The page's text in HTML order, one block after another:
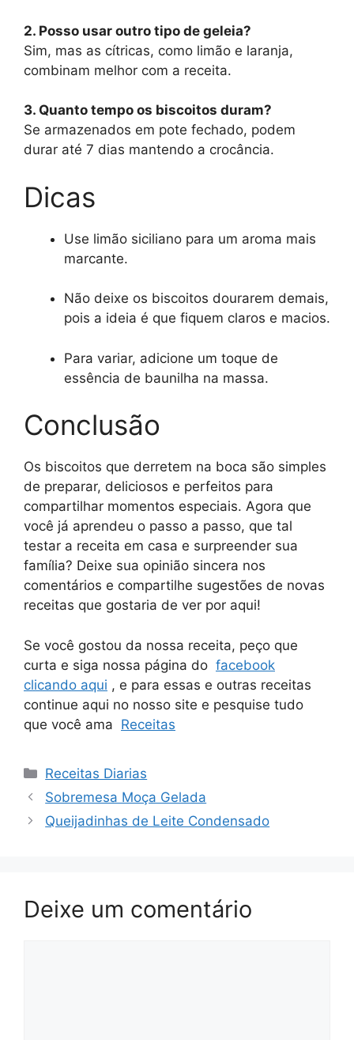
2. Posso usar outro tipo de geleia?
Sim, mas as cítricas, como limão e laranja,
combinam melhor com a receita.
3. Quanto tempo os biscoitos duram?
Se armazenados em pote fechado, podem
durar até 7 dias mantendo a crocância.
Dicas
Use limão siciliano para um aroma mais
marcante.
Não deixe os biscoitos dourarem demais,
pois a ideia é que fiquem claros e macios.
Para variar, adicione um toque de
essência de baunilha na massa.
Conclusão
Os biscoitos que derretem na boca são simples
de preparar, deliciosos e perfeitos para
compartilhar momentos especiais. Agora que
você já aprendeu o passo a passo, que tal
testar a receita em casa e surpreender sua
família? Deixe sua opinião sincera nos
comentários e compartilhe sugestões de novas
receitas que gostaria de ver por aqui!
Se você gostou da nossa receita, peço que
curta e siga nossa página do facebook
clicando aqui , e para essas e outras receitas
continue aqui no nosso site e pesquise tudo
que você ama Receitas
Categorias
Receitas Diarias
Sobremesa Moça Gelada
Queijadinhas de Leite Condensado
Deixe um comentário